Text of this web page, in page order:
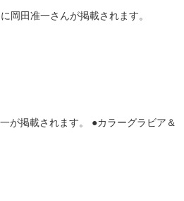
岡田准一さんが掲載されます。
が掲載されます。 ●カラーグラビア＆